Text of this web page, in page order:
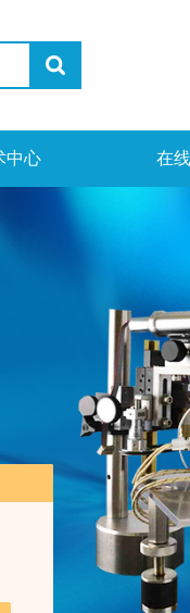
中心 在